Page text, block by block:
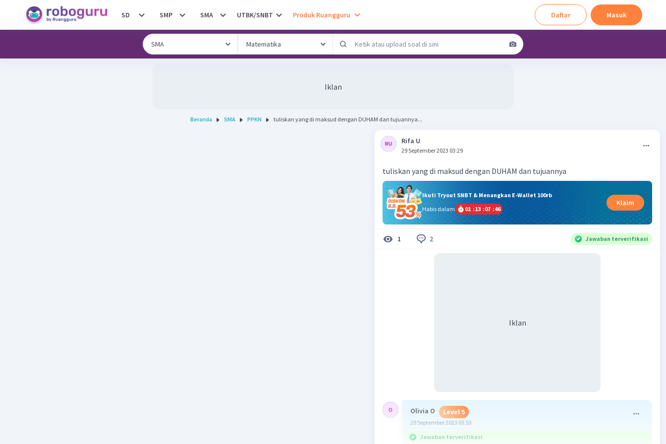
SD SMP SMA UTBK/SNBT Produk Ruangguru Daftar Masuk
Iklan
Beranda SMA PPKN tuliskan yang di maksud dengan DUHAM dan tujuannya...
Rifa U
29 September 2023 03:29
Ikuti Tryout SNBT & Menangkan E-Wallet 100rb
Habis dalam
01 :13 :07 :45
Klaim
1 2 Jawaban terverifikasi
Iklan
Olivia O Level 5
29 September 2023 03:53
Jawaban terverifikasi